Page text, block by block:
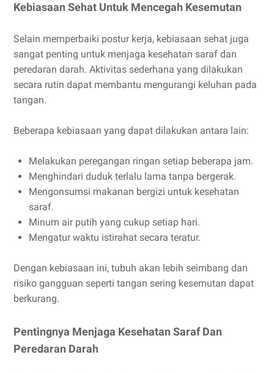
Kebiasaan Sehat Untuk Mencegah Kesemutan
Selain memperbaiki postur kerja, kebiasaan sehat juga
sangat penting untuk menjaga kesehatan saraf dan
peredaran darah. Aktivitas sederhana yang dilakukan
secara rutin dapat membantu mengurangi keluhan pada
tangan.
Beberapa kebiasaan yang dapat dilakukan antara lain:
Melakukan peregangan ringan setiap beberapa jam.
Menghindari duduk terlalu lama tanpa bergerak.
Mengonsumsi makanan bergizi untuk kesehatan
saraf.
Minum air putih yang cukup setiap hari.
Mengatur waktu istirahat secara teratur.
Dengan kebiasaan ini, tubuh akan lebih seimbang dan
risiko gangguan seperti tangan sering kesemutan dapat
berkurang.
Pentingnya Menjaga Kesehatan Saraf Dan
Peredaran Darah